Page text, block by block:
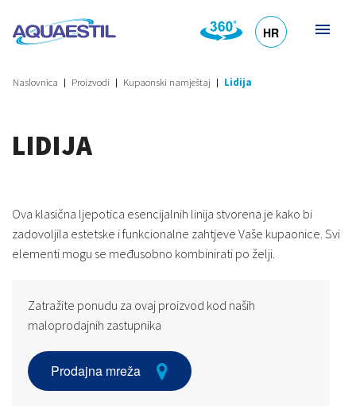
HR
Naslovnica Proizvodi Kupaonski namještaj Lidija
LIDIJA
Ova klasična ljepotica esencijalnih linija stvorena je kako bi
zadovoljila estetske i funkcionalne zahtjeve Vaše kupaonice. Svi
elementi mogu se međusobno kombinirati po želji.
Zatražite ponudu za ovaj proizvod kod naših
maloprodajnih zastupnika
Prodajna mreža